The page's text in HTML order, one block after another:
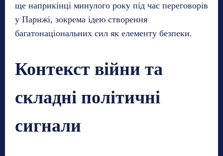
ще наприкінці минулого року під час переговорів
у Парижі, зокрема ідею створення
багатонаціональних сил як елементу безпеки.
Контекст війни та
складні політичні
сигнали